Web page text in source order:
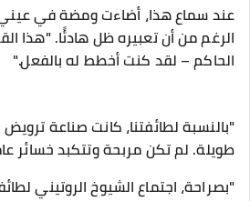
عند سماع هذا، أضاءت ومضة في
الرغم من أن تعبيره ظل هادئًا. "هذا
الحاكم – لقد كنت أخطط له بالفعل."
"بالنسبة لطائفتنا، كانت صناعة
طويلة. لم تكن مربحة وتتكبد خسائر
"بصراحة، اجتماع الشيوخ الروتيني